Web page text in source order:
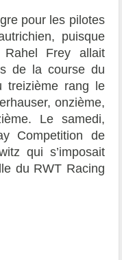
pour les pilotes
puisque
Frey allait
de la course du
treizième rang le
onzième,
Le samedi,
Competition de
qui s’imposait
du RWT Racing